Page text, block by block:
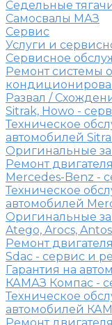
Седельные
Самосвалы МАЗ
Сервис
Услуги и
Сервисное
Ремонт системы
Развал /
Sitrak, Howo -
Техническое
автомобилей
Оригинальные
Ремонт
Mercedes-Benz -
Техническое
автомобилей
Оригинальные
Atego, Arocs, Antos
Ремонт
Sdac - сервис и
Гарантия на
КАМАЗ Компас -
Техническое
автомобилей
Ремонт